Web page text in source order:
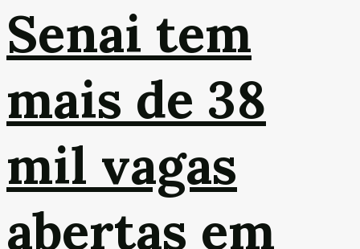
Senai tem
mais de 38
mil vagas
abertas em